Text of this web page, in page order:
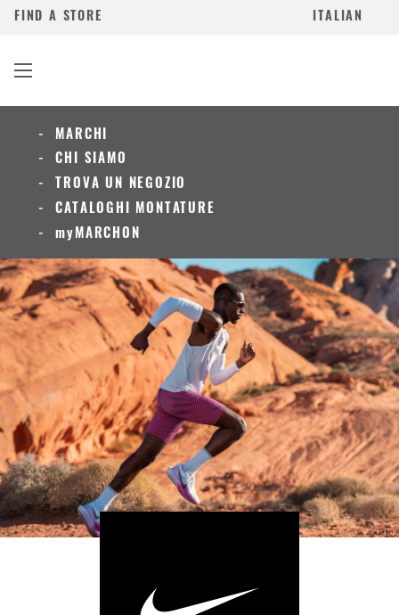
ITALIAN
FIND A STORE
MARCHI
CHI SIAMO
TROVA UN NEGOZIO
CATALOGHI MONTATURE
myMARCHON